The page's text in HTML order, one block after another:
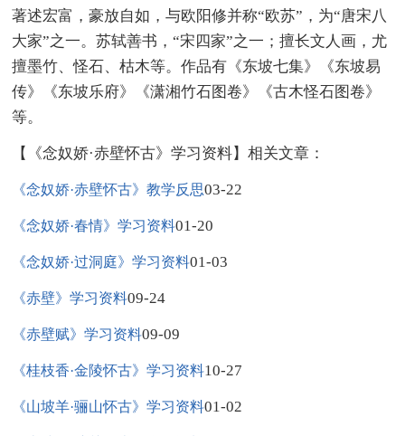
著述宏富，豪放自如，与欧阳修并称“欧苏”，为“唐宋八
大家”之一。苏轼善书，“宋四家”之一；擅长文人画，尤
擅墨竹、怪石、枯木等。作品有《东坡七集》《东坡易
传》《东坡乐府》《潇湘竹石图卷》《古木怪石图卷》
等。
【《念奴娇·赤壁怀古》学习资料】相关文章：
《念奴娇·赤壁怀古》教学反思03-22
《念奴娇·春情》学习资料01-20
《念奴娇·过洞庭》学习资料01-03
《赤壁》学习资料09-24
《赤壁赋》学习资料09-09
《桂枝香·金陵怀古》学习资料10-27
《山坡羊·骊山怀古》学习资料01-02